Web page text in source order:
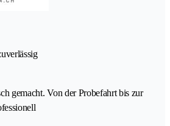
gemacht. Von der Probefahrt bis zur